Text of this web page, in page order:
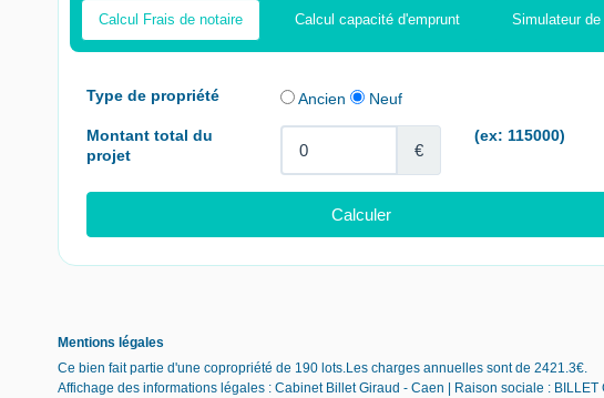
Calcul Frais de notaire Calcul capacité d'emprunt Simulateur
Mentions légales
Ce bien fait partie d'une copropriété de 190 lots.Les charges annuelles sont de 2421.3€.
Affichage des informations légales : Cabinet Billet Giraud - Caen | Raison sociale :